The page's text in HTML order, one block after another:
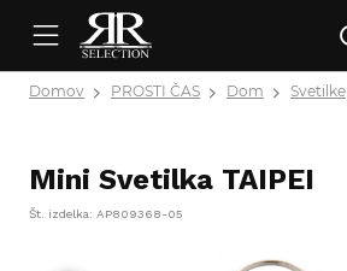
Domov PROSTI ČAS Dom Svetilke
Mini Svetilka TAIPEI
Št. izdelka: AP809368-05